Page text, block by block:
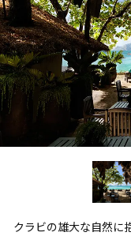
クラビの雄大な自然に